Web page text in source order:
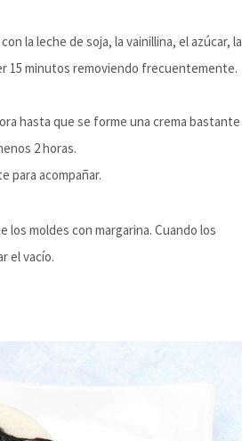
la leche de soja, la vainillina, el azúcar, la
15 minutos removiendo frecuentemente.
hasta que se forme una crema bastante
2 horas.
para acompañar.
moldes con margarina. Cuando los
el vacío.